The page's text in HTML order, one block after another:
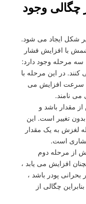
چگالی وجود
شکل ایجاد می شود.
با افزایش فشار
سه مرحله وجود دارد:
در این مرحله با
سرعت افزایش می
می نامند.
مقدار باشد و
تغییر است. این
لغزش به یک مقدار
است.
از مرحله دوم
افزایش می یابد ،
پودر باشد ،
چگالی از